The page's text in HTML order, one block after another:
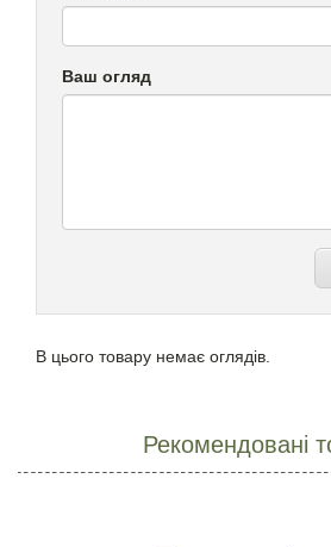
Ваш огляд
В цього товару немає оглядів.
Рекомендовані